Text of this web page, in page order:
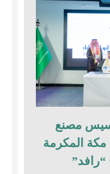
مصنع
مكة المكرمة